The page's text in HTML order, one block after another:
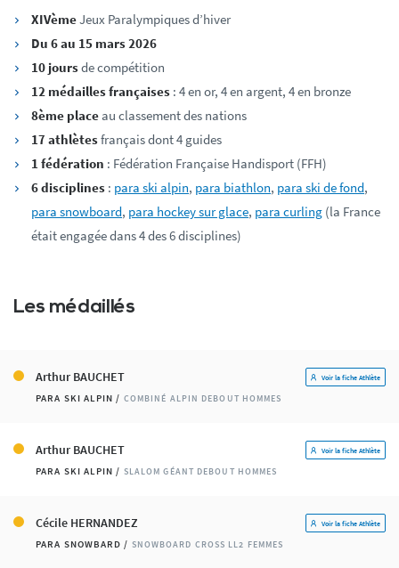
XIVèmeJeux Paralympiques d’hiver
Du 6 au 15 mars 2026
10 joursde compétition
12 médailles françaises : 4 en or, 4 en argent, 4 en bronze
8ème placeau classement des nations
17 athlètesfrançais dont 4 guides
1fédération : Fédération Française Handisport (FFH)
6 disciplines : para ski alpin, para biathlon, para ski de fond,
para snowboard, para hockey sur glace, para curling (la France
était engagée dans 4 des 6 disciplines)
Les médaillés
PARA SKI ALPIN / COMBINÉ ALPIN DEBOUT HOMMES
Arthur BAUCHET Voir la fiche Athlète
PARA SKI ALPIN / SLALOM GÉANT DEBOUT HOMMES
Arthur BAUCHET Voir la fiche Athlète
PARA SNOWBARD / SNOWBOARD CROSS LL2 FEMMES
Cécile HERNANDEZ Voir la fiche Athlète